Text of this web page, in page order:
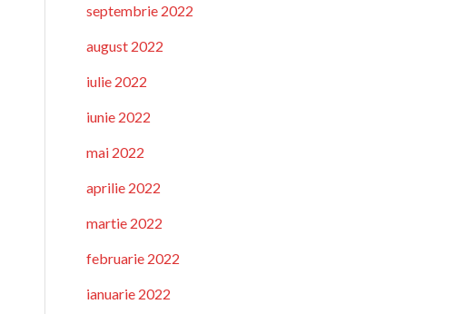
septembrie 2022
august 2022
iulie 2022
iunie 2022
mai 2022
aprilie 2022
martie 2022
februarie 2022
ianuarie 2022